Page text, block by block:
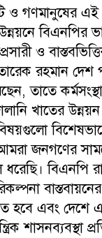
ও গণমানুষের এই
বিএনপির
ও
রহমান দেশ
তাতে
খাতের
জনগণের
বিএনপি
হবে এবং দেশে
শাসনব্যবস্থা